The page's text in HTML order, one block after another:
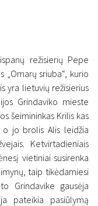
režisierių Pepe
„Omarų sriuba“, kurio
yra lietuvių režisierius
Grindaviko mieste
šeimininkas Krilis kas
jo brolis Alis leidžia
Ketvirtadieniais
vietiniai susirenka
taip tikėdamiesi
Grindavike gausėja
pateikia pasiūlymą